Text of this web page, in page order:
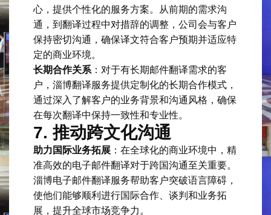
心，提供个性化的服务方案。从前期的需求沟
通，到翻译过程中对措辞的调整，公司会与客户
保持密切沟通，确保译文符合客户预期并适应特
定的商业环境。
长期合作关系 ：对于有长期邮件翻译需求的客
户，淄博翻译服务提供定制化的长期合作模式，
通过深入了解客户的业务背景和沟通风格，确保
在每次翻译中保持一致性和专业性。
7.推动跨文化沟通
助力国际业务拓展 ：在全球化的商业环境中，精
准高效的电子邮件翻译对于跨国沟通至关重要。
淄博电子邮件翻译服务帮助客户突破语言障碍，
使他们能够顺利进行国际合作、谈判和业务拓
展，提升全球市场竞争力。